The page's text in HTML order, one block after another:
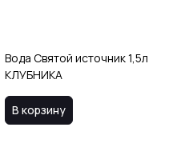
Вода Святой источник 1,5л
КЛУБНИКА
В корзину